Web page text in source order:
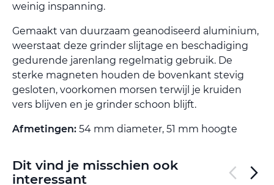
weinig inspanning.
Gemaakt van duurzaam geanodiseerd aluminium,
weerstaat deze grinder slijtage en beschadiging
gedurende jarenlang regelmatig gebruik. De
sterke magneten houden de bovenkant stevig
gesloten, voorkomen morsen terwijl je kruiden
vers blijven en je grinder schoon blijft.
Afmetingen: 54 mm diameter, 51 mm hoogte
Dit vind je misschien ook
interessant